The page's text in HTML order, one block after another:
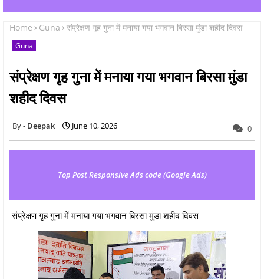
Home Guna संप्रेक्षण गृह गुना में मनाया गया भगवान बिरसा मुंडा शहीद दिवस
Guna
संप्रेक्षण गृह गुना में मनाया गया भगवान बिरसा मुंडा
शहीद दिवस
Deepak June 10, 2026 0
Top Post Responsive Ads code (Google Ads)
संप्रेक्षण गृह गुना में मनाया गया भगवान बिरसा मुंडा शहीद दिवस